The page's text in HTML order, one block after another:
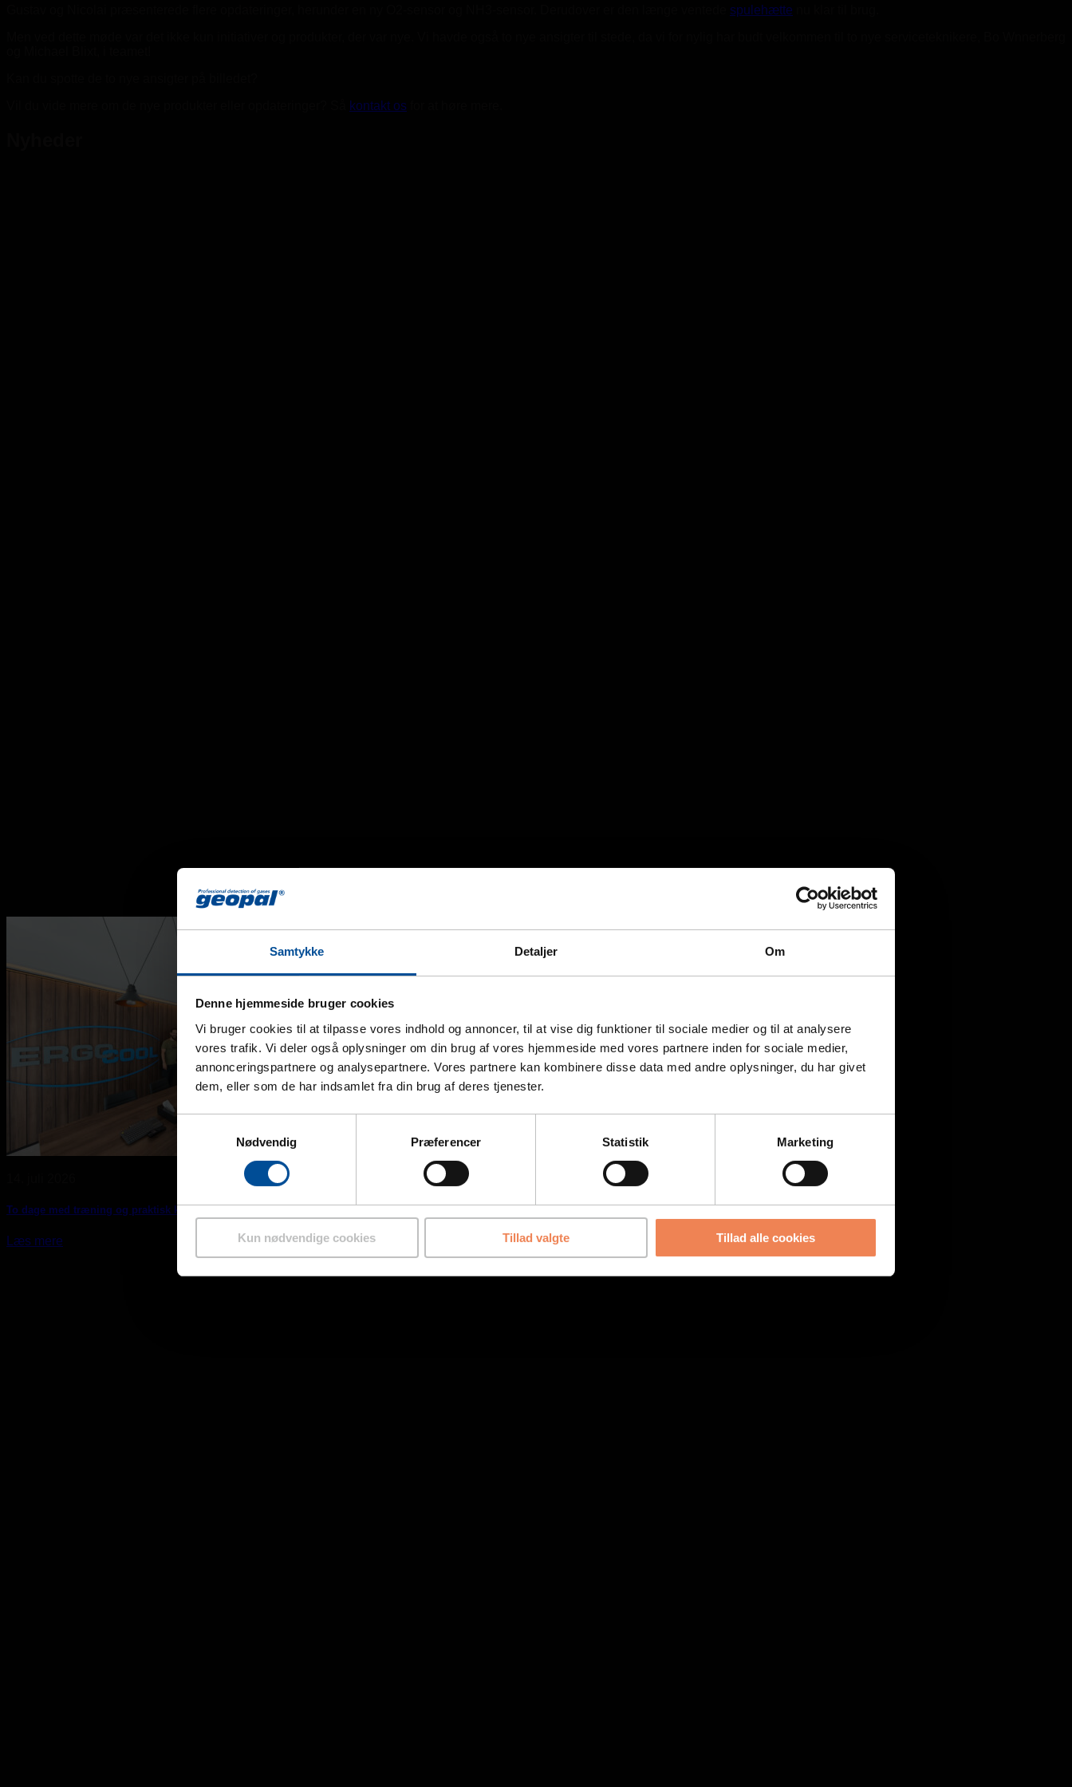
Samtykke Detaljer Om
Denne hjemmeside bruger cookies
Vi bruger cookies til at tilpasse vores indhold og annoncer, til at vise dig funktioner til sociale medier og til at analysere
vores trafik. Vi deler også oplysninger om din brug af vores hjemmeside med vores partnere inden for sociale medier,
annonceringspartnere og analysepartnere. Vores partnere kan kombinere disse data med andre oplysninger, du har givet
dem, eller som de har indsamlet fra din brug af deres tjenester.
Nødvendig
Præferencer Statistik Marketing
Kun nødvendige cookies Tillad valgte Tillad alle cookies
spulehætte
kontakt os
To dage med træning og praktisk kalibrering hos Ergocool i Grækenland
Læs mere